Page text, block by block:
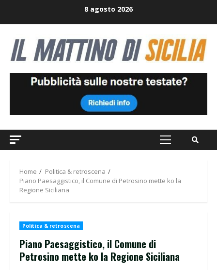
8 agosto 2026
Primary
Home
Politica & retroscena
Piano Paesaggistico, il Comune di Petrosino mette ko la
Regione Siciliana
Politica & retroscena
Piano Paesaggistico, il Comune di
Petrosino mette ko la Regione Siciliana